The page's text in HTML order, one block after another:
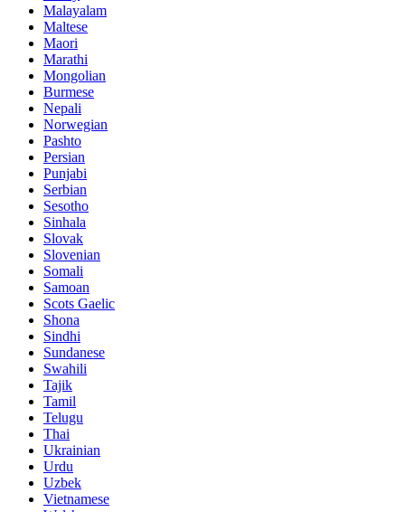
Malayalam
Maltese
Maori
Marathi
Mongolian
Burmese
Nepali
Norwegian
Pashto
Persian
Punjabi
Serbian
Sesotho
Sinhala
Slovak
Slovenian
Somali
Samoan
Scots Gaelic
Shona
Sindhi
Sundanese
Swahili
Tajik
Tamil
Telugu
Thai
Ukrainian
Urdu
Uzbek
Vietnamese